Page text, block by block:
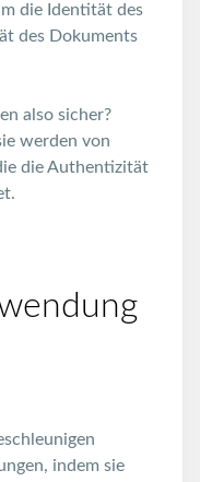
die Identität des
des Dokuments
also sicher?
werden von
die Authentizität
indem sie